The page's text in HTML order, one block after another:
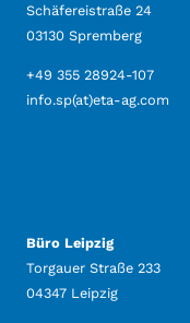
Schäfereistraße 24
03130 Spremberg
+49 355 28924-107
info.sp(at)eta-ag.com
Büro Leipzig
Torgauer Straße 233
04347 Leipzig